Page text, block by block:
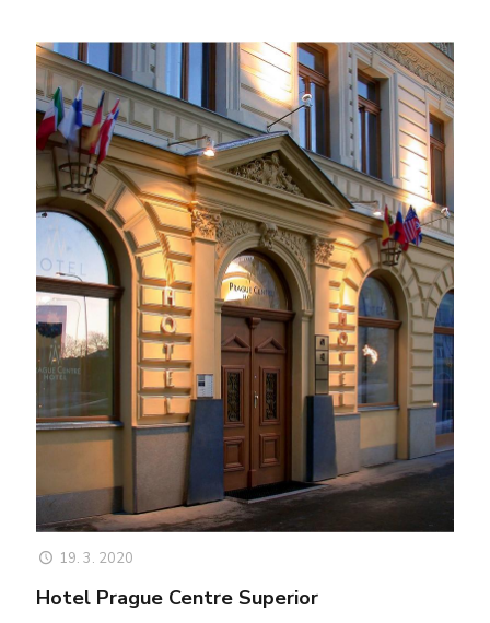
19. 3. 2020
Hotel Prague Centre Superior